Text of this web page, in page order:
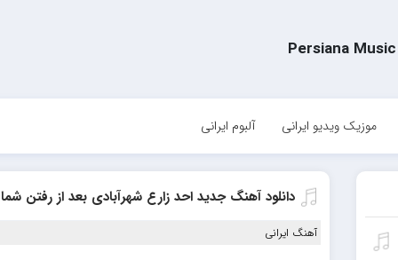
موزیک ویدیو ایرانی آلبوم ایرانی
دانلود آهنگ جدید احد زارع شهرآبادی بعد از رفتن شما
آهنگ ایرانی